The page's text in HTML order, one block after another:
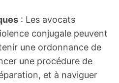
: Les avocats
conjugale peuvent
une ordonnance de
une procédure de
et à naviguer